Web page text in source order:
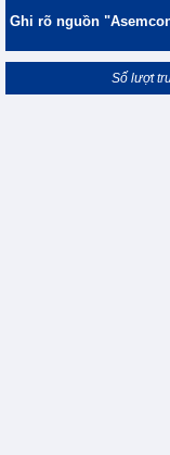
Ghi rõ nguồn
Số lượt